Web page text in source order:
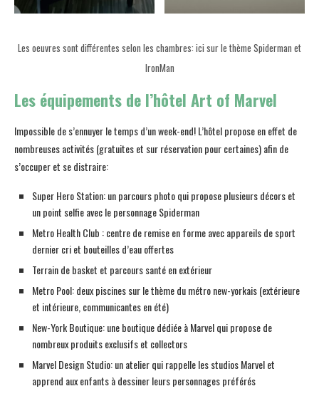
Les oeuvres sont différentes selon les chambres: ici sur le thème Spiderman et
IronMan
Les équipements de l’hôtel Art of Marvel
Impossible de s’ennuyer le temps d’un week-end! L’hôtel propose en effet de
nombreuses activités (gratuites et sur réservation pour certaines) afin de
s’occuper et se distraire:
Super Hero Station: un parcours photo qui propose plusieurs décors et
un point selfie avec le personnage Spiderman
Metro Health Club : centre de remise en forme avec appareils de sport
dernier cri et bouteilles d’eau offertes
Terrain de basket et parcours santé en extérieur
Metro Pool: deux piscines sur le thème du métro new-yorkais (extérieure
et intérieure, communicantes en été)
New-York Boutique: une boutique dédiée à Marvel qui propose de
nombreux produits exclusifs et collectors
Marvel Design Studio: un atelier qui rappelle les studios Marvel et
apprend aux enfants à dessiner leurs personnages préférés